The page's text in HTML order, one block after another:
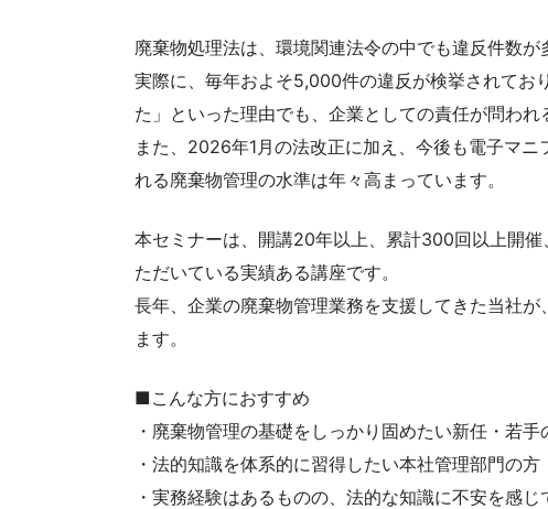
廃棄物処理法は、環境関連法令の中でも違反件数が
実際に、毎年およそ5,000件の違反が検挙されてお
た」といった理由でも、企業としての責任が問われ
また、2026年1月の法改正に加え、今後も電子マ
れる廃棄物管理の水準は年々高まっています。
本セミナーは、開講20年以上、累計300回以上開
ただいている実績ある講座です。
長年、企業の廃棄物管理業務を支援してきた当社
ます。
■こんな方におすすめ
・廃棄物管理の基礎をしっかり固めたい新任・若手
・法的知識を体系的に習得したい本社管理部門の方
・実務経験はあるものの、法的な知識に不安を感じ